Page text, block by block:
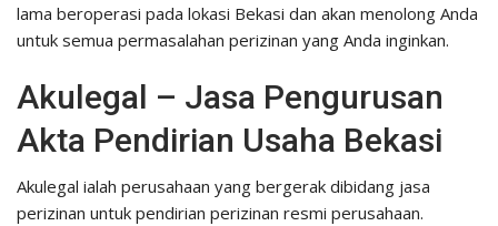
lama beroperasi pada lokasi Bekasi dan akan menolong Anda
untuk semua permasalahan perizinan yang Anda inginkan.
Akulegal – Jasa Pengurusan
Akta Pendirian Usaha Bekasi
Akulegal ialah perusahaan yang bergerak dibidang jasa
perizinan untuk pendirian perizinan resmi perusahaan.